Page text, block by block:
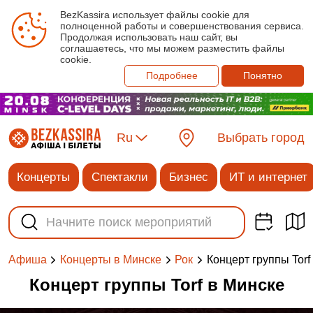
BezKassira использует файлы cookie для
полноценной работы и совершенствования сервиса.
Продолжая использовать наш сайт, вы
соглашаетесь, что мы можем разместить файлы
cookie.
Подробнее
Понятно
Ru Выбрать город
Концерты Спектакли Бизнес ИТ и интернет
Афиша Концерты в Минске Рок Концерт группы Torf
Концерт группы Torf в Минске